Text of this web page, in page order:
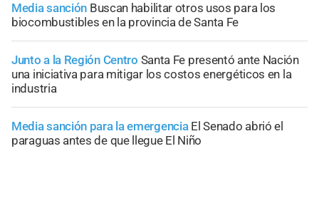
Media sanción Buscan habilitar otros usos para los
biocombustibles en la provincia de Santa Fe
Junto a la Región Centro Santa Fe presentó ante Nación
una iniciativa para mitigar los costos energéticos en la
industria
Media sanción para la emergencia El Senado abrió el
paraguas antes de que llegue El Niño